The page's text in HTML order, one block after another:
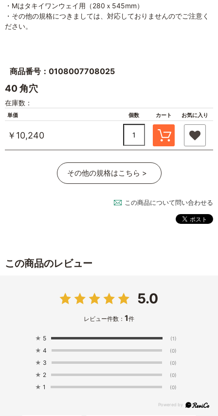
・Mはタキイワンウェイ用（280ｘ545mm）
・その他の規格につきましては、対応しておりませんのでご注意く
ださい。
商品番号：0108007708025
40 角穴
在庫数：
単価 個数 カート お気に入り
￥10,240
その他の規格はこちら >
この商品について問い合わせる
この商品のレビュー
5.0
レビュー件数： 1件
★ 5 (1)
★ 4 (0)
★ 3 (0)
★ 2 (0)
★ 1 (0)